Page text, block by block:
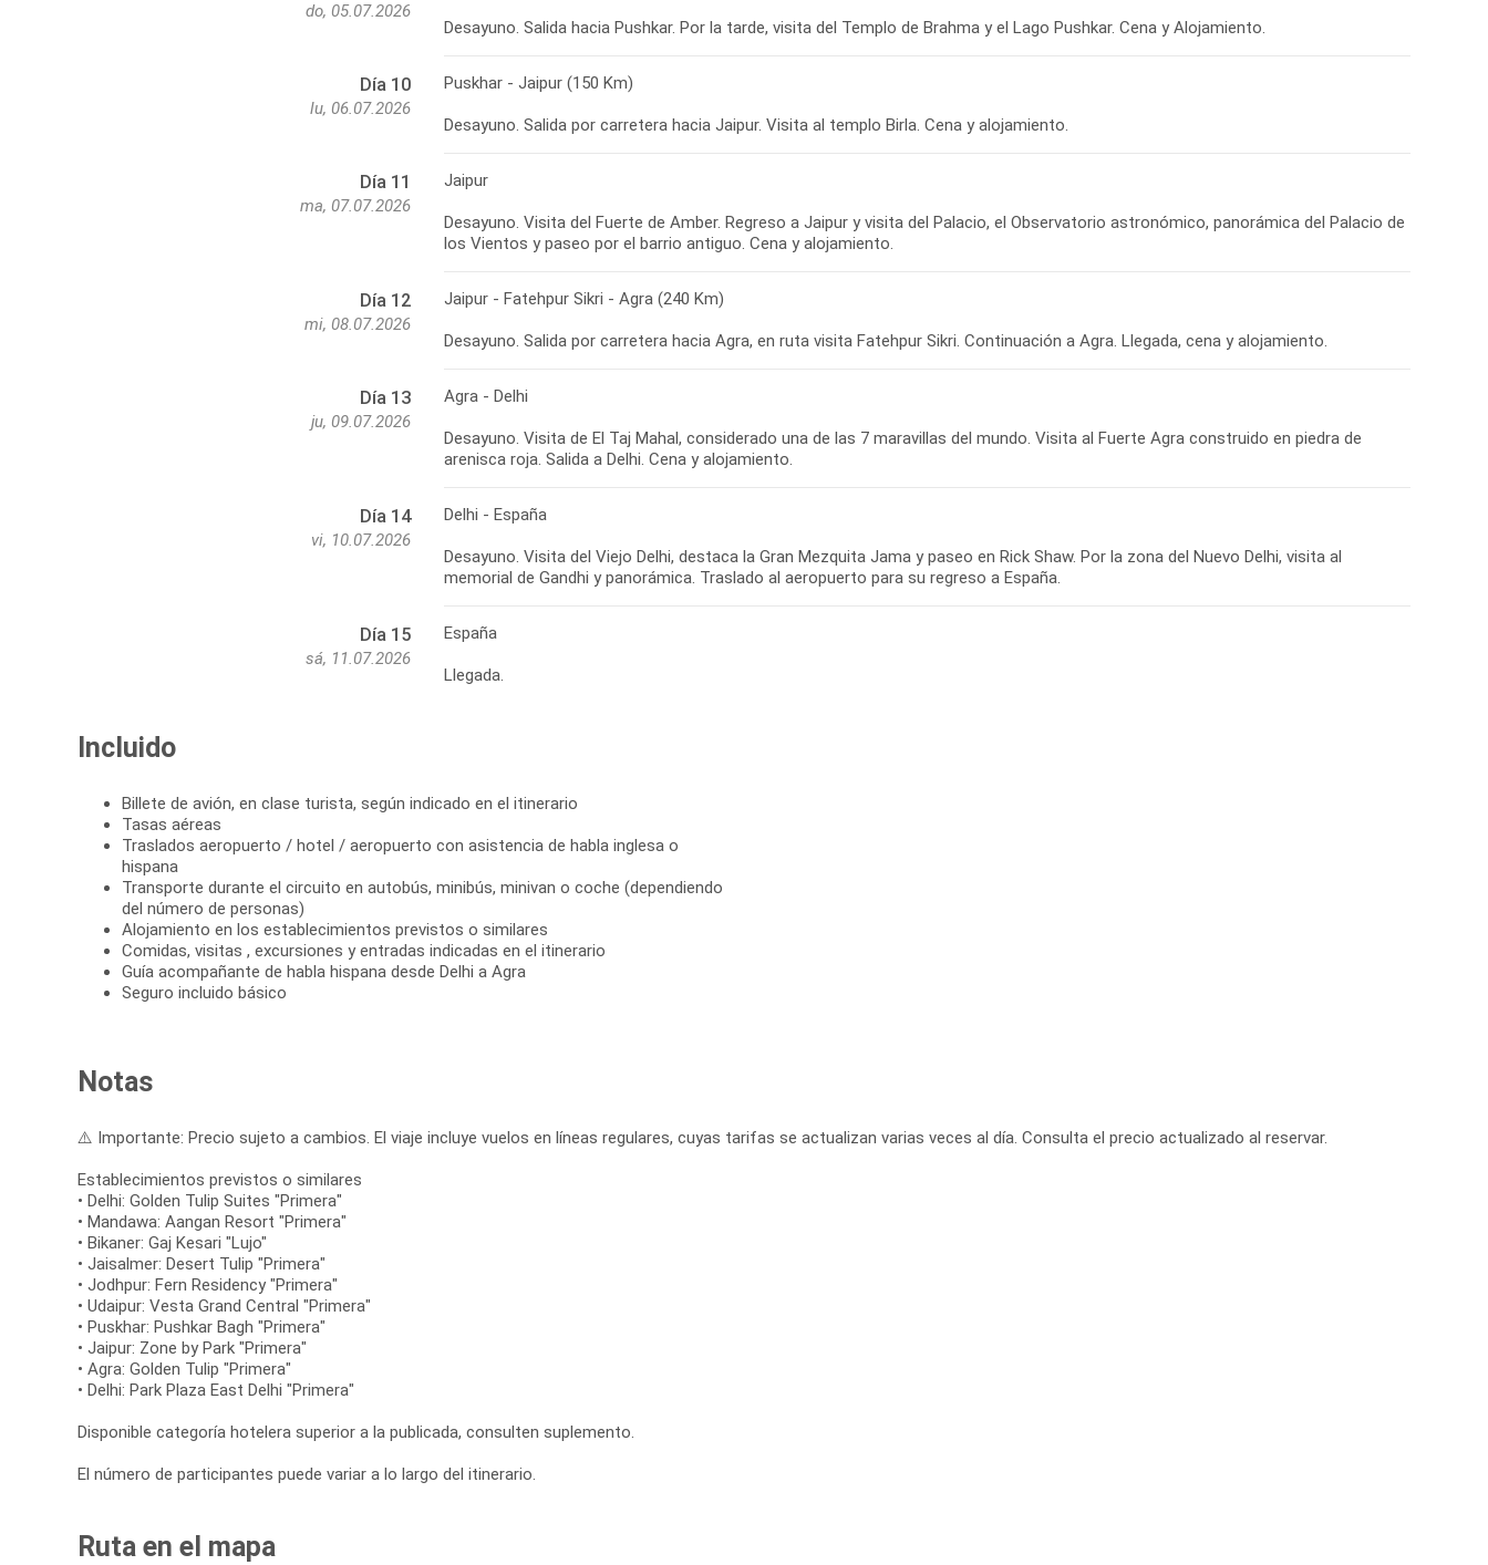
do, 05.07.2026
Desayuno. Salida hacia Pushkar. Por la tarde, visita del Templo de Brahma y el Lago Pushkar. Cena y Alojamiento.
Día 10
lu, 06.07.2026
Puskhar - Jaipur (150 Km)
Desayuno. Salida por carretera hacia Jaipur. Visita al templo Birla. Cena y alojamiento.
Día 11
ma, 07.07.2026
Jaipur
Desayuno. Visita del Fuerte de Amber. Regreso a Jaipur y visita del Palacio, el Observatorio astronómico, panorámica del Palacio de
los Vientos y paseo por el barrio antiguo. Cena y alojamiento.
Día 12
mi, 08.07.2026
Jaipur - Fatehpur Sikri - Agra (240 Km)
Desayuno. Salida por carretera hacia Agra, en ruta visita Fatehpur Sikri. Continuación a Agra. Llegada, cena y alojamiento.
Día 13
ju, 09.07.2026
Agra - Delhi
Desayuno. Visita de El Taj Mahal, considerado una de las 7 maravillas del mundo. Visita al Fuerte Agra construido en piedra de
Día 14
vi, 10.07.2026
Delhi - España
Desayuno. Visita del Viejo Delhi, destaca la Gran Mezquita Jama y paseo en Rick Shaw. Por la zona del Nuevo Delhi, visita al
memorial de Gandhi y panorámica. Traslado al aeropuerto para su regreso a España.
Día 15
sá, 11.07.2026
España
Llegada.
Incluido
Billete de avión, en clase turista, según indicado en el itinerario
Tasas aéreas
Traslados aeropuerto / hotel / aeropuerto con asistencia de habla inglesa o
hispana
Transporte durante el circuito en autobús, minibús, minivan o coche (dependiendo
del número de personas)
Alojamiento en los establecimientos previstos o similares
Comidas, visitas , excursiones y entradas indicadas en el itinerario
Guía acompañante de habla hispana desde Delhi a Agra
Seguro incluido básico
Notas
⚠️ Importante: Precio sujeto a cambios. El viaje incluye vuelos en líneas regulares, cuyas tarifas se actualizan varias veces al día. Consulta el precio actualizado al reservar.
Establecimientos previstos o similares
• Delhi: Golden Tulip Suites "Primera"
• Mandawa: Aangan Resort "Primera"
• Bikaner: Gaj Kesari "Lujo"
• Jaisalmer: Desert Tulip "Primera"
• Jodhpur: Fern Residency "Primera"
• Udaipur: Vesta Grand Central "Primera"
• Puskhar: Pushkar Bagh "Primera"
• Jaipur: Zone by Park "Primera"
• Agra: Golden Tulip "Primera"
• Delhi: Park Plaza East Delhi "Primera"
Disponible categoría hotelera superior a la publicada, consulten suplemento.
El número de participantes puede variar a lo largo del itinerario.
Ruta en el mapa